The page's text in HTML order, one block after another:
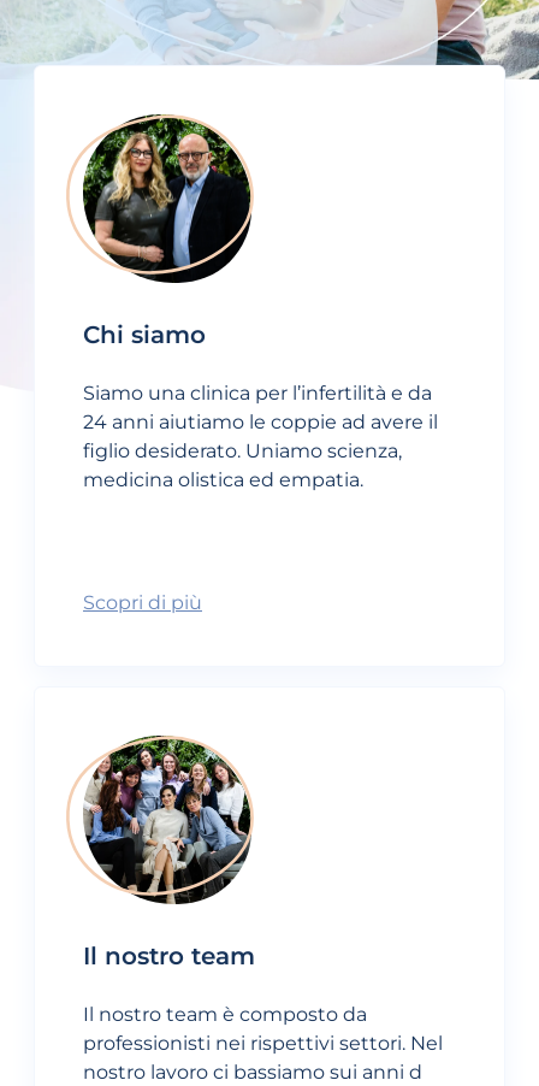
Chi siamo
Siamo una clinica per l’infertilità e da
24 anni aiutiamo le coppie ad avere il
figlio desiderato. Uniamo scienza,
medicina olistica ed empatia.
Scopri di più
Il nostro team
Il nostro team è composto da
professionisti nei rispettivi settori. Nel
nostro lavoro ci bassiamo sui anni d